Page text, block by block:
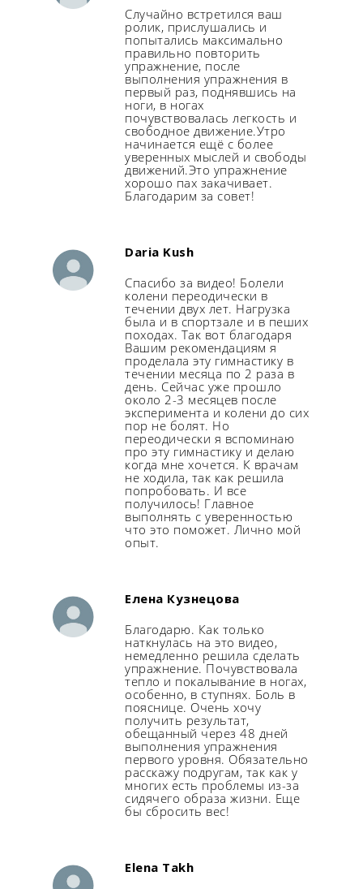
Случайно встретился ваш
ролик, прислушались и
попытались максимально
правильно повторить
упражнение, после
выполнения упражнения в
первый раз, поднявшись на
ноги, в ногах
почувствовалась легкость и
свободное движение.Утро
начинается ещё с более
уверенных мыслей и свободы
движений.Это упражнение
хорошо пах закачивает.
Благодарим за совет!
Daria Kush
Спасибо за видео! Болели
колени переодически в
течении двух лет. Нагрузка
была и в спортзале и в пеших
походах. Так вот благодаря
Вашим рекомендациям я
проделала эту гимнастику в
течении месяца по 2 раза в
день. Сейчас уже прошло
около 2-3 месяцев после
эксперимента и колени до сих
пор не болят. Но
переодически я вспоминаю
про эту гимнастику и делаю
когда мне хочется. К врачам
не ходила, так как решила
попробовать. И все
получилось! Главное
выполнять с уверенностью
что это поможет. Лично мой
опыт.
Елена Кузнецова
Благодарю. Как только
наткнулась на это видео,
немедленно решила сделать
упражнение. Почувствовала
тепло и покалывание в ногах,
особенно, в ступнях. Боль в
пояснице. Очень хочу
получить результат,
обещанный через 48 дней
выполнения упражнения
первого уровня. Обязательно
расскажу подругам, так как у
многих есть проблемы из-за
сидячего образа жизни. Еще
бы сбросить вес!
Elena Takh